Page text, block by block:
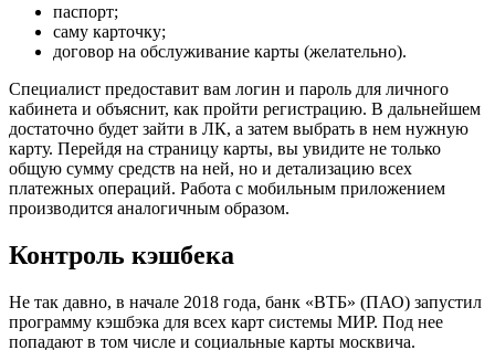
паспорт;
саму карточку;
договор на обслуживание карты (желательно).
Специалист предоставит вам логин и пароль для личного
кабинета и объяснит, как пройти регистрацию. В дальнейшем
достаточно будет зайти в ЛК, а затем выбрать в нем нужную
карту. Перейдя на страницу карты, вы увидите не только
общую сумму средств на ней, но и детализацию всех
платежных операций. Работа с мобильным приложением
производится аналогичным образом.
Контроль кэшбека
Не так давно, в начале 2018 года, банк «ВТБ» (ПАО) запустил
программу кэшбэка для всех карт системы МИР. Под нее
попадают в том числе и социальные карты москвича.